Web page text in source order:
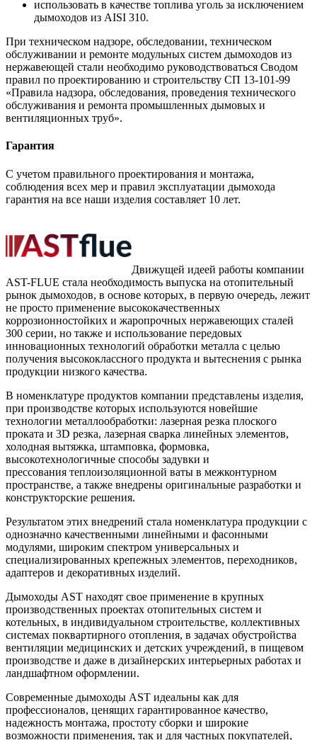
использовать в качестве топлива уголь за исключением
дымоходов из AISI 310.
При техническом надзоре, обследовании, техническом
обслуживании и ремонте модульных систем дымоходов из
нержавеющей стали необходимо руководствоваться Сводом
правил по проектированию и строительству СП 13-101-99
«Правила надзора, обследования, проведения технического
обслуживания и ремонта промышленных дымовых и
вентиляционных труб».
Гарантия
С учетом правильного проектирования и монтажа,
соблюдения всех мер и правил эксплуатации дымохода
гарантия на все наши изделия составляет 10 лет.
Движущей идеей работы компании
AST-FLUE стала необходимость выпуска на отопительный
рынок дымоходов, в основе которых, в первую очередь, лежит
не просто применение высококачественных
коррозионностойких и жаропрочных нержавеющих сталей
300 серии, но также и использование передовых
инновационных технологий обработки металла с целью
получения высококлассного продукта и вытеснения с рынка
продукции низкого качества.
В номенклатуре продуктов компании представлены изделия,
при производстве которых используются новейшие
технологии металлообработки: лазерная резка плоского
проката и 3D резка, лазерная сварка линейных элементов,
холодная вытяжка, штамповка, формовка,
высокотехнологичные способы задувки и
прессования теплоизоляционной ваты в межконтурном
пространстве, а также внедрены оригинальные разработки и
конструкторские решения.
Результатом этих внедрений стала номенклатура продукции с
однозначно качественными линейными и фасонными
модулями, широким спектром универсальных и
специализированных крепежных элементов, переходников,
адаптеров и декоративных изделий.
Дымоходы AST находят свое применение в крупных
производственных проектах отопительных систем и
котельных, в индивидуальном строительстве, коллективных
системах поквартирного отопления, в задачах обустройства
вентиляции медицинских и детских учреждений, в пищевом
производстве и даже в дизайнерских интерьерных работах и
ландшафтном оформлении.
Современные дымоходы AST идеальны как для
профессионалов, ценящих гарантированное качество,
надежность монтажа, простоту сборки и широкие
возможности применения, так и для частных покупателей,